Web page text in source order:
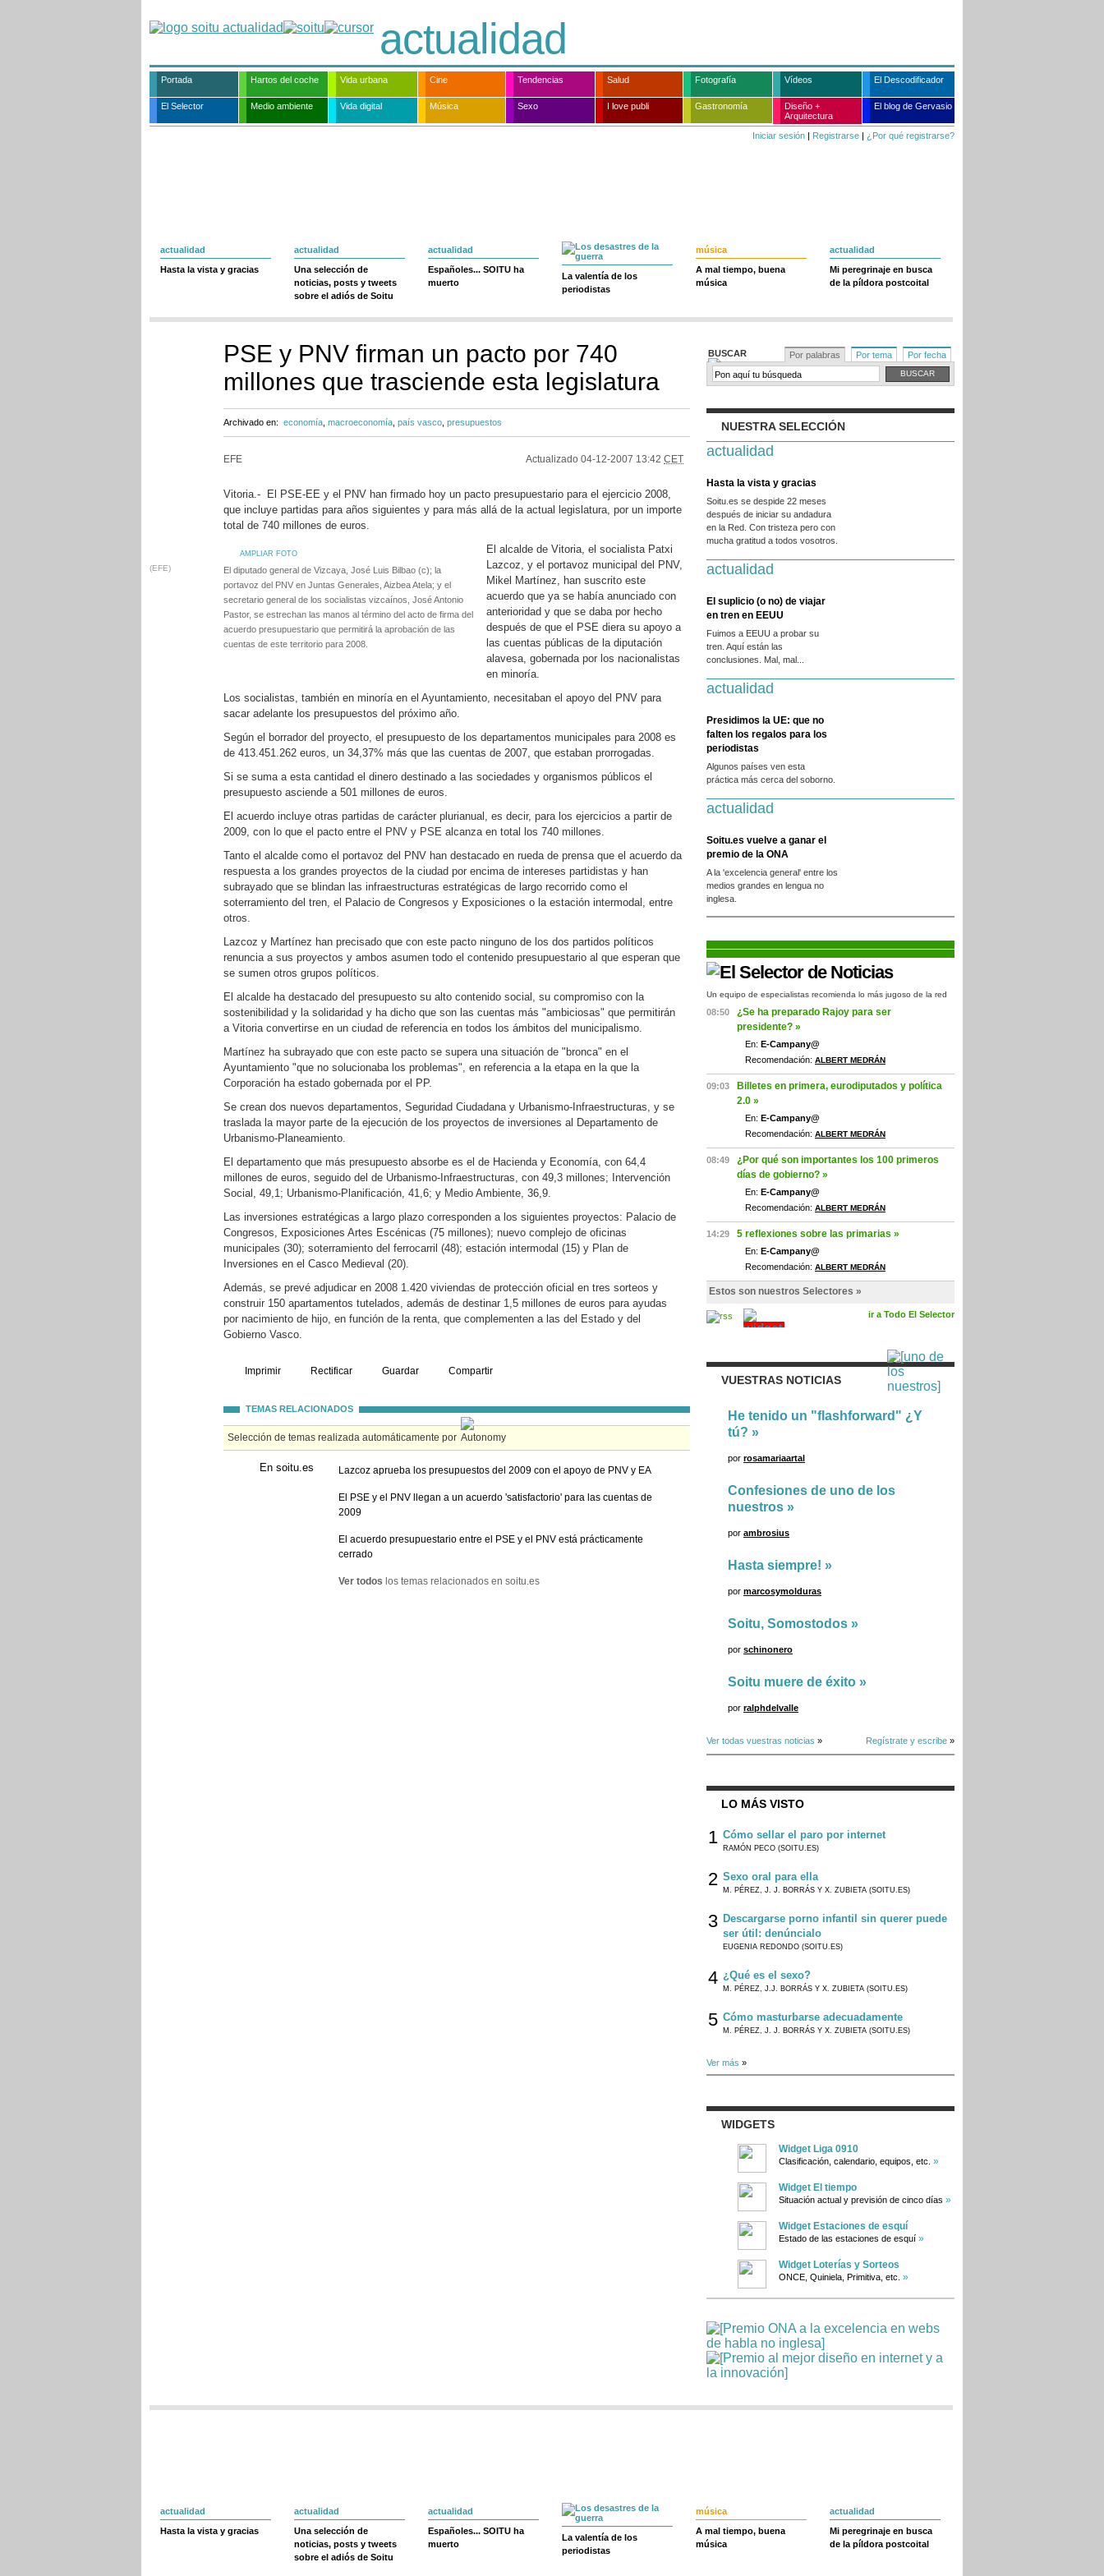
actualidad
Portada Hartos del coche Vida urbana Cine Tendencias Salud Fotografía Vídeos El Descodificador
El Selector Medio ambiente Vida digital Música Sexo I love publi Gastronomía
Diseño +
Arquitectura
El blog de Gervasio
Iniciar sesión | Registrarse | ¿Por qué registrarse?
actualidad
Hasta la vista y gracias
actualidad
Una selección de
noticias, posts y tweets
sobre el adiós de Soitu
actualidad
Españoles... SOITU ha
muerto
La valentía de los
periodistas
música
A mal tiempo, buena
música
actualidad
Mi peregrinaje en busca
de la píldora postcoital
PSE y PNV firman un pacto por 740
millones que trasciende esta legislatura
Archivado en: economía macroeconomía país vasco presupuestos
EFE Actualizado 04-12-2007 13:42 CET
Vitoria.- El PSE-EE y el PNV han firmado hoy un pacto presupuestario para el ejercicio 2008,
que incluye partidas para años siguientes y para más allá de la actual legislatura, por un importe
total de 740 millones de euros.
AMPLIAR FOTO
(EFE)
El diputado general de Vizcaya, José Luis Bilbao (c); la
portavoz del PNV en Juntas Generales, Aizbea Atela; y el
secretario general de los socialistas vizcaínos, José Antonio
Pastor, se estrechan las manos al término del acto de firma del
acuerdo presupuestario que permitirá la aprobación de las
cuentas de este territorio para 2008.
El alcalde de Vitoria, el socialista Patxi
Lazcoz, y el portavoz municipal del PNV,
Mikel Martínez, han suscrito este
acuerdo que ya se había anunciado con
anterioridad y que se daba por hecho
después de que el PSE diera su apoyo a
las cuentas públicas de la diputación
alavesa, gobernada por los nacionalistas
en minoría.
Los socialistas, también en minoría en el Ayuntamiento, necesitaban el apoyo del PNV para
sacar adelante los presupuestos del próximo año.
Según el borrador del proyecto, el presupuesto de los departamentos municipales para 2008 es
de 413.451.262 euros, un 34,37% más que las cuentas de 2007, que estaban prorrogadas.
Si se suma a esta cantidad el dinero destinado a las sociedades y organismos públicos el
presupuesto asciende a 501 millones de euros.
El acuerdo incluye otras partidas de carácter plurianual, es decir, para los ejercicios a partir de
2009, con lo que el pacto entre el PNV y PSE alcanza en total los 740 millones.
Tanto el alcalde como el portavoz del PNV han destacado en rueda de prensa que el acuerdo da
respuesta a los grandes proyectos de la ciudad por encima de intereses partidistas y han
subrayado que se blindan las infraestructuras estratégicas de largo recorrido como el
soterramiento del tren, el Palacio de Congresos y Exposiciones o la estación intermodal, entre
otros.
Lazcoz y Martínez han precisado que con este pacto ninguno de los dos partidos políticos
renuncia a sus proyectos y ambos asumen todo el contenido presupuestario al que esperan que
se sumen otros grupos políticos.
El alcalde ha destacado del presupuesto su alto contenido social, su compromiso con la
sostenibilidad y la solidaridad y ha dicho que son las cuentas más "ambiciosas" que permitirán
a Vitoria convertirse en un ciudad de referencia en todos los ámbitos del municipalismo.
Martínez ha subrayado que con este pacto se supera una situación de "bronca" en el
Ayuntamiento "que no solucionaba los problemas", en referencia a la etapa en la que la
Corporación ha estado gobernada por el PP.
Se crean dos nuevos departamentos, Seguridad Ciudadana y Urbanismo-Infraestructuras, y se
traslada la mayor parte de la ejecución de los proyectos de inversiones al Departamento de
Urbanismo-Planeamiento.
El departamento que más presupuesto absorbe es el de Hacienda y Economía, con 64,4
millones de euros, seguido del de Urbanismo-Infraestructuras, con 49,3 millones; Intervención
Social, 49,1; Urbanismo-Planificación, 41,6; y Medio Ambiente, 36,9.
Las inversiones estratégicas a largo plazo corresponden a los siguientes proyectos: Palacio de
Congresos, Exposiciones Artes Escénicas (75 millones); nuevo complejo de oficinas
municipales (30); soterramiento del ferrocarril (48); estación intermodal (15) y Plan de
Inversiones en el Casco Medieval (20).
Además, se prevé adjudicar en 2008 1.420 viviendas de protección oficial en tres sorteos y
construir 150 apartamentos tutelados, además de destinar 1,5 millones de euros para ayudas
por nacimiento de hijo, en función de la renta, que complementen a las del Estado y del
Gobierno Vasco.
Imprimir Rectificar Guardar Compartir
TEMAS RELACIONADOS
Selección de temas realizada automáticamente por
En soitu.es Lazcoz aprueba los presupuestos del 2009 con el apoyo de PNV y EA
El PSE y el PNV llegan a un acuerdo 'satisfactorio' para las cuentas de
2009
El acuerdo presupuestario entre el PSE y el PNV está prácticamente
cerrado
Ver todos los temas relacionados en soitu.es
BUSCAR Por palabras Por tema Por fecha
NUESTRA SELECCIÓN
actualidad
Hasta la vista y gracias
Soitu.es se despide 22 meses
después de iniciar su andadura
en la Red. Con tristeza pero con
mucha gratitud a todos vosotros.
actualidad
El suplicio (o no) de viajar
en tren en EEUU
Fuimos a EEUU a probar su
tren. Aquí están las
conclusiones. Mal, mal...
actualidad
Presidimos la UE: que no
falten los regalos para los
periodistas
Algunos países ven esta
práctica más cerca del soborno.
actualidad
Soitu.es vuelve a ganar el
premio de la ONA
A la 'excelencia general' entre los
medios grandes en lengua no
inglesa.
Un equipo de especialistas recomienda lo más jugoso de la red
08:50
¿Se ha preparado Rajoy para ser
presidente? »
En: E-Campany@
Recomendación: ALBERT MEDRÁN
09:03
Billetes en primera, eurodiputados y política
2.0 »
En: E-Campany@
Recomendación: ALBERT MEDRÁN
08:49
¿Por qué son importantes los 100 primeros
días de gobierno? »
En: E-Campany@
Recomendación: ALBERT MEDRÁN
14:29 5 reflexiones sobre las primarias »
En: E-Campany@
Recomendación: ALBERT MEDRÁN
Estos son nuestros Selectores »
ir a Todo El Selector
VUESTRAS NOTICIAS
He tenido un "flashforward" ¿Y
tú? »
por rosamariaartal
Confesiones de uno de los
nuestros »
por ambrosius
Hasta siempre! »
por marcosymolduras
Soitu, Somostodos »
por schinonero
Soitu muere de éxito »
por ralphdelvalle
Ver todas vuestras noticias » Regístrate y escribe »
LO MÁS VISTO
1 Cómo sellar el paro por internet
RAMÓN PECO (SOITU.ES)
2 Sexo oral para ella
M. PÉREZ, J. J. BORRÁS Y X. ZUBIETA (SOITU.ES)
3 Descargarse porno infantil sin querer puede
ser útil: denúncialo
EUGENIA REDONDO (SOITU.ES)
4 ¿Qué es el sexo?
M. PÉREZ, J.J. BORRÁS Y X. ZUBIETA (SOITU.ES)
5 Cómo masturbarse adecuadamente
M. PÉREZ, J. J. BORRÁS Y X. ZUBIETA (SOITU.ES)
Ver más »
WIDGETS
Widget Liga 0910
Clasificación, calendario, equipos, etc. »
Widget El tiempo
Situación actual y previsión de cinco días »
Widget Estaciones de esquí
Estado de las estaciones de esquí »
Widget Loterías y Sorteos
ONCE, Quiniela, Primitiva, etc. »
actualidad
Hasta la vista y gracias
actualidad
Una selección de
noticias, posts y tweets
sobre el adiós de Soitu
actualidad
Españoles... SOITU ha
muerto
La valentía de los
periodistas
música
A mal tiempo, buena
música
actualidad
Mi peregrinaje en busca
de la píldora postcoital